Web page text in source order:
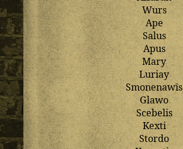
Wurs
Ape
Salus
Apus
Mary
Luriay
Smonenawȋs
Glawo
Scebelis
Kexti
Stordo